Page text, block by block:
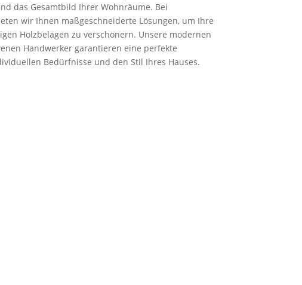
das Gesamtbild Ihrer Wohnräume. Bei
wir Ihnen maßgeschneiderte Lösungen, um Ihre
Holzbelägen zu verschönern. Unsere modernen
Handwerker garantieren eine perfekte
Bedürfnisse und den Stil Ihres Hauses.